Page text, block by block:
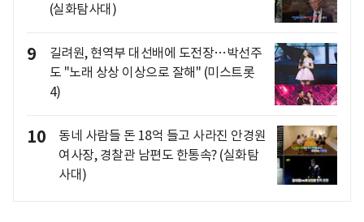
(실화탐사대)
9
길려원, 현역부 대선배에 도전장…박선주
도 "노래 상상 이상으로 잘해" (미스트롯
4)
10
동네 사람들 돈 18억 들고 사라진 안경원
여사장, 경찰관 남편도 한통속? (실화탐
사대)